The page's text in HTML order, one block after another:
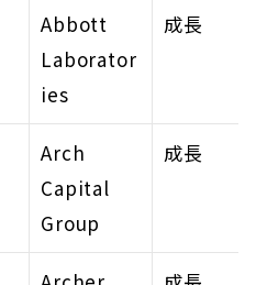
Abbott
Laborator
ies
成長
Arch
Capital
Group
成長